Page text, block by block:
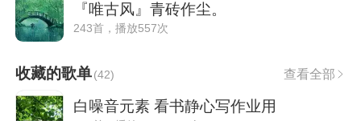
『唯古风』青砖作尘。
243首，播放557次
收藏的歌单(42) 查看全部
白噪音元素 看书静心写作业用